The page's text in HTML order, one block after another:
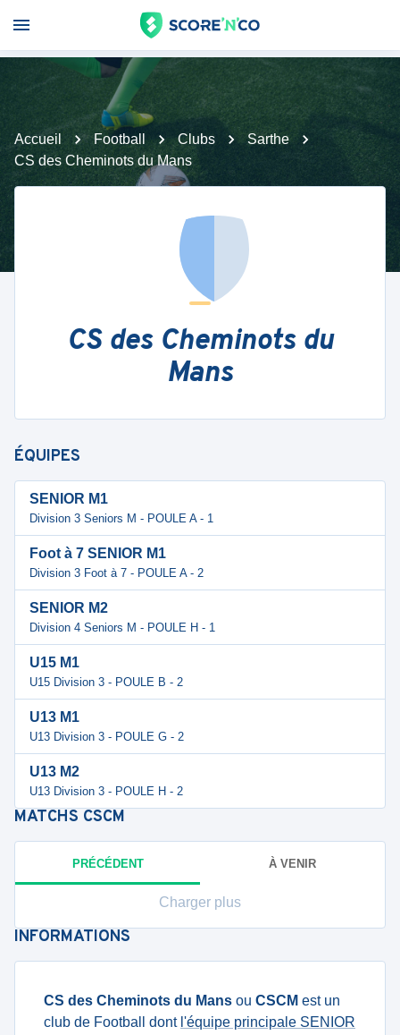
Accueil Football Clubs
Sarthe
CS des Cheminots du Mans
CS des Cheminots du
Mans
ÉQUIPES
SENIOR M1
Division 3 Seniors M - POULE A - 1
Foot à 7 SENIOR M1
Division 3 Foot à 7 - POULE A - 2
SENIOR M2
Division 4 Seniors M - POULE H - 1
U15 M1
U15 Division 3 - POULE B - 2
U13 M1
U13 Division 3 - POULE G - 2
U13 M2
U13 Division 3 - POULE H - 2
MATCHS CSCM
PRÉCÉDENT À VENIR
Charger plus
INFORMATIONS
CS des Cheminots du Mans ou CSCM est un
club de Football dont l'équipe principale SENIOR